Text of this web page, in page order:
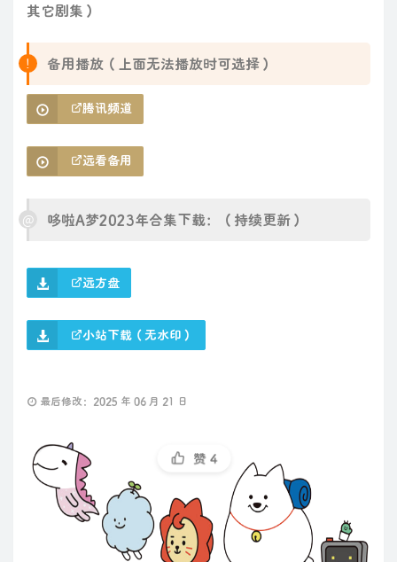
其它剧集）
备用播放（上面无法播放时可选择）
腾讯频道
远看备用
哆啦A梦2023年合集下载：（持续更新）
远方盘
小站下载（无水印）
最后修改：2025 年 06 月 21 日
赞4